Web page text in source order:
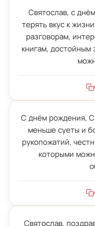
Святослав, с
терять вкус к
разговорам,
книгам, достойным
С днём рождения,
меньше суеты и
рукопожатий,
которыми
Святослав,